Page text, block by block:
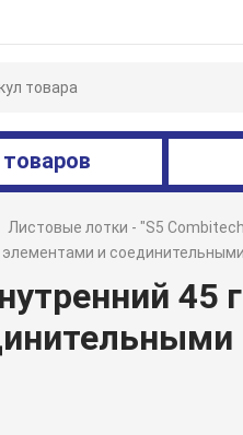
Листовые лотки - "S5
и
45